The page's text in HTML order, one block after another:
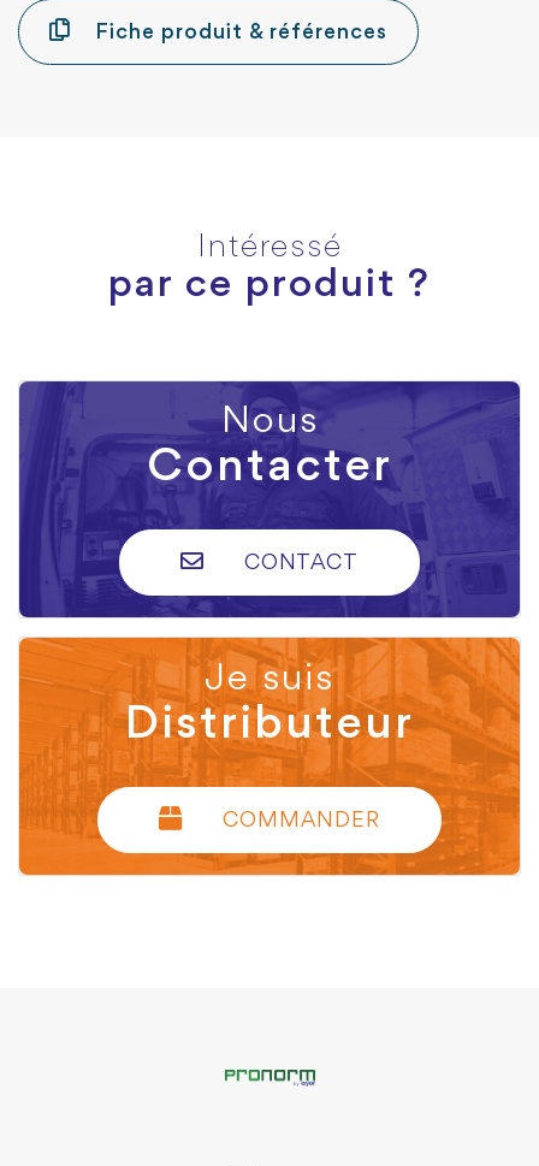
Fiche produit & références
Intéressé
par ce produit ?
Nous
Contacter
CONTACT
Je suis
Distributeur
COMMANDER